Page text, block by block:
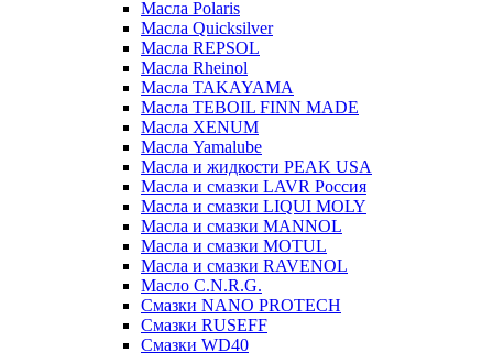
Масла Polaris
Масла Quicksilver
Масла REPSOL
Масла Rheinol
Масла TAKAYAMA
Масла TEBOIL FINN MADE
Масла XENUM
Масла Yamalube
Масла и жидкости PEAK USA
Масла и смазки LAVR Россия
Масла и смазки LIQUI MOLY
Масла и смазки MANNOL
Масла и смазки MOTUL
Масла и смазки RAVENOL
Масло C.N.R.G.
Смазки NANO PROTECH
Смазки RUSEFF
Смазки WD40